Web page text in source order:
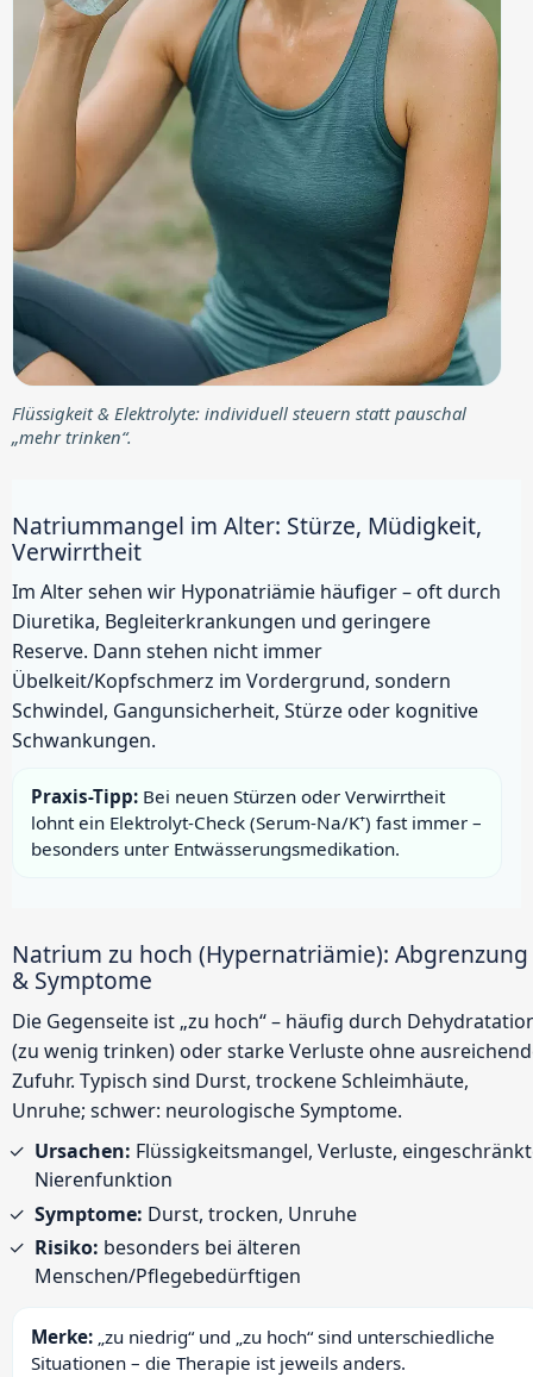
Flüssigkeit & Elektrolyte: individuell steuern statt pauschal
„mehr trinken“.
Natriummangel im Alter: Stürze, Müdigkeit,
Verwirrtheit
Im Alter sehen wir Hyponatriämie häufiger – oft durch
Diuretika, Begleiterkrankungen und geringere
Reserve. Dann stehen nicht immer
Übelkeit/Kopfschmerz im Vordergrund, sondern
Schwindel, Gangunsicherheit, Stürze oder kognitive
Schwankungen.
Praxis-Tipp:Bei neuen Stürzen oder Verwirrtheit
lohnt ein Elektrolyt-Check (Serum-Na/K⁺) fast immer –
besonders unter Entwässerungsmedikation.
Natrium zu hoch (Hypernatriämie): Abgrenzung
& Symptome
Die Gegenseite ist „zu hoch“ – häufig durch
(zu wenig trinken) oder starke Verluste ohne
Zufuhr. Typisch sind Durst, trockene Schleimhäute,
Unruhe; schwer: neurologische Symptome.
Ursachen: Flüssigkeitsmangel, Verluste,
Nierenfunktion
Symptome: Durst, trocken, Unruhe
Risiko: besonders bei älteren
Menschen/Pflegebedürftigen
Merke: „zu niedrig“ und „zu hoch“ sind unterschiedliche
Situationen – die Therapie ist jeweils anders.